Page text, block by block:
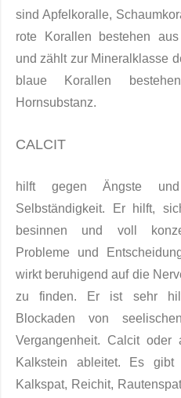
sind Apfelkoralle,
rote Korallen bestehen
und zählt zur Mineralklasse
blaue Korallen
Hornsubstanz.
CALCIT
hilft gegen Ängste
Selbständigkeit. Er hilft,
besinnen und voll
Probleme und
wirkt beruhigend auf die
zu finden. Er ist sehr
Blockaden von
Vergangenheit. Calcit
Kalkstein ableitet. Es gibt
Kalkspat, Reichit,